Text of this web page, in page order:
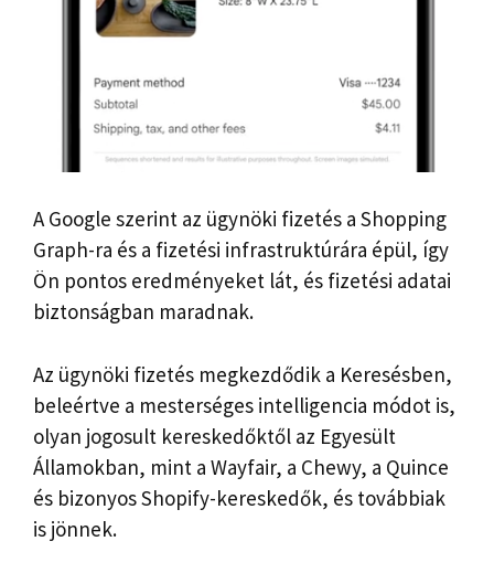
A Google szerint az ügynöki fizetés a Shopping
Graph-ra és a fizetési infrastruktúrára épül, így
Ön pontos eredményeket lát, és fizetési adatai
biztonságban maradnak.
Az ügynöki fizetés megkezdődik a Keresésben,
beleértve a mesterséges intelligencia módot is,
olyan jogosult kereskedőktől az Egyesült
Államokban, mint a Wayfair, a Chewy, a Quince
és bizonyos Shopify-kereskedők, és továbbiak
is jönnek.